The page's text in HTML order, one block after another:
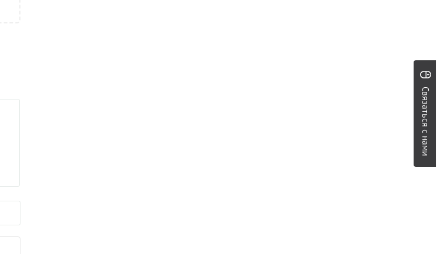
Связаться с нами